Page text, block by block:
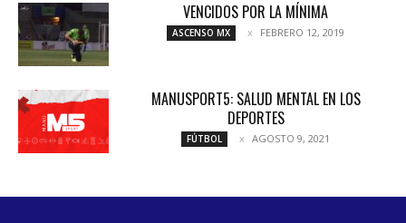
VENCIDOS POR LA MÍNIMA
ASCENSO MX FEBRERO 12, 2019
MANUSPORT5: SALUD MENTAL EN LOS
DEPORTES
FÚTBOL AGOSTO 9, 2021